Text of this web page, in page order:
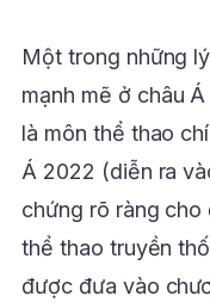
Một trong những
mạnh mẽ ở châu
là môn thể thao
Á 2022 (diễn ra
chứng rõ ràng cho
thể thao truyền
được đưa vào